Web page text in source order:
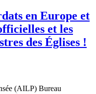
en Europe et
et les
des Églises !
(AILP) Bureau